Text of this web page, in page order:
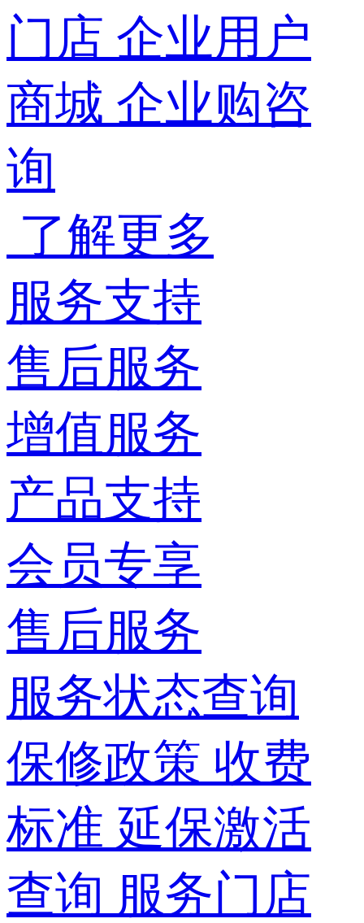
门店 企业用户
商城 企业购咨
询
了解更多
服务支持
售后服务
增值服务
产品支持
会员专享
售后服务
服务状态查询
保修政策 收费
标准 延保激活
查询 服务门店